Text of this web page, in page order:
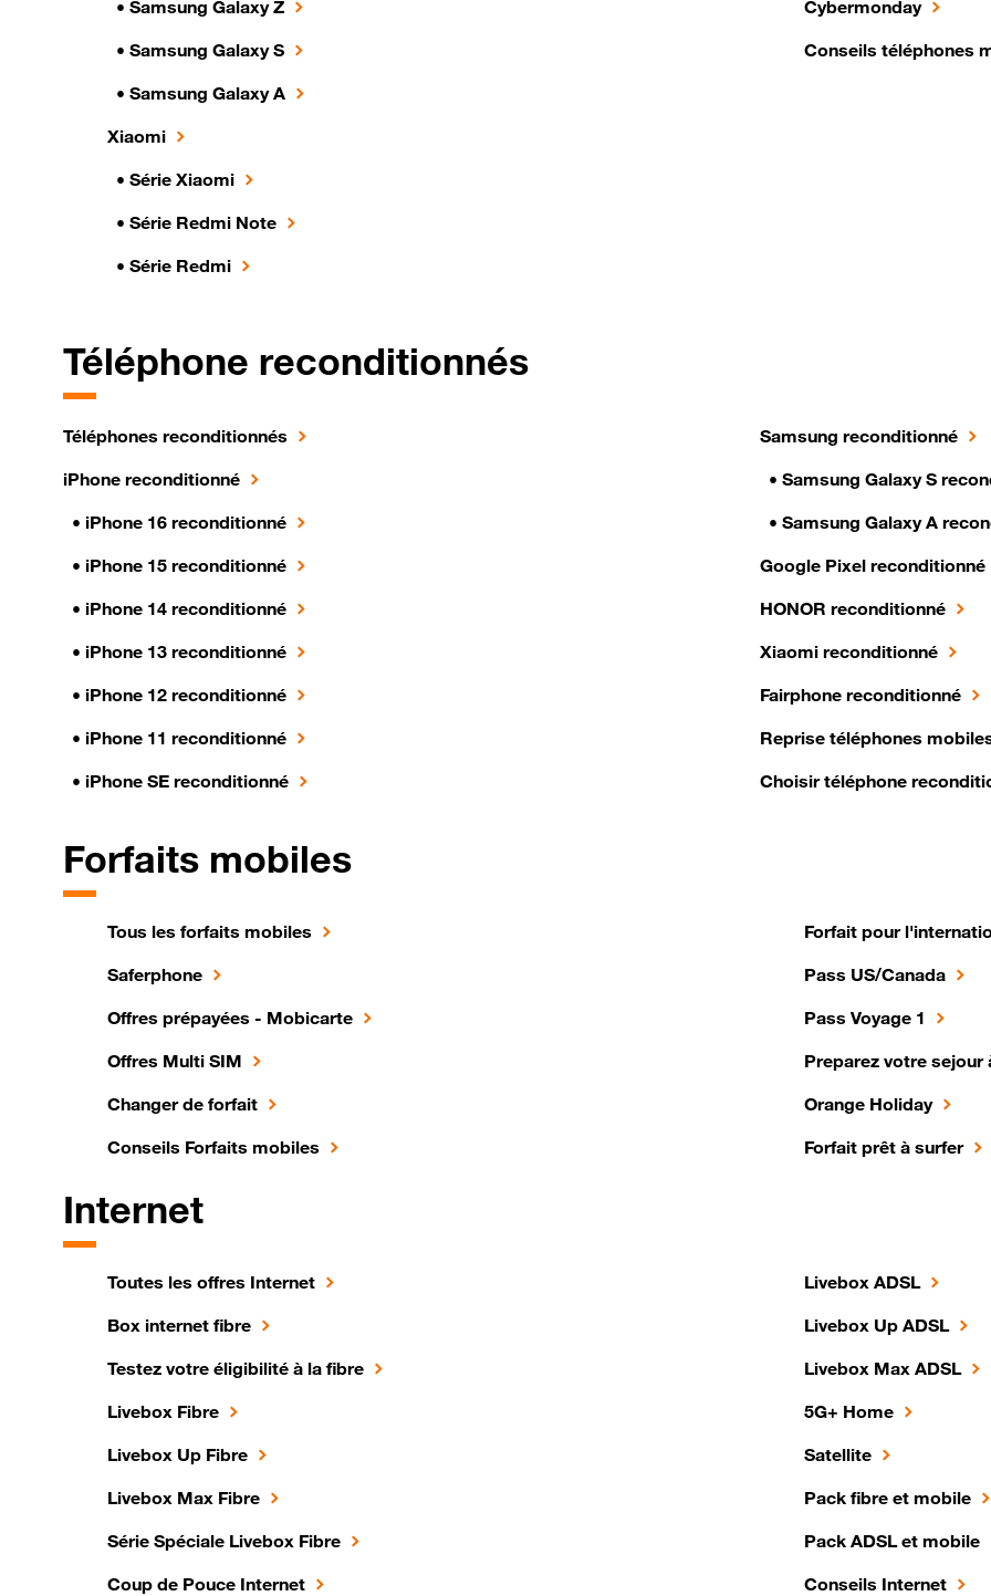
• Samsung Galaxy Z
• Samsung Galaxy S
• Samsung Galaxy A
Xiaomi
• Série Xiaomi
• Série Redmi Note
• Série Redmi
Cybermonday
Conseils téléphones
Téléphone reconditionnés
Téléphones reconditionnés
iPhone reconditionné
• iPhone 16 reconditionné
• iPhone 15 reconditionné
• iPhone 14 reconditionné
• iPhone 13 reconditionné
• iPhone 12 reconditionné
• iPhone 11 reconditionné
• iPhone SE reconditionné
Samsung reconditionné
• Samsung Galaxy S
• Samsung Galaxy A
Google Pixel reconditionné
HONOR reconditionné
Xiaomi reconditionné
Fairphone reconditionné
Reprise téléphones
Choisir téléphone
Forfaits mobiles
Tous les forfaits mobiles
Saferphone
Offres prépayées - Mobicarte
Offres Multi SIM
Changer de forfait
Conseils Forfaits mobiles
Forfait pour
Pass US/Canada
Pass Voyage 1
Preparez votre sejour
Orange Holiday
Forfait prêt à surfer
Internet
Toutes les offres Internet
Box internet fibre
Testez votre éligibilité à la fibre
Livebox Fibre
Livebox Up Fibre
Livebox Max Fibre
Série Spéciale Livebox Fibre
Coup de Pouce Internet
Livebox ADSL
Livebox Up ADSL
Livebox Max ADSL
5G+ Home
Satellite
Pack fibre et mobile
Pack ADSL et mobile
Conseils Internet